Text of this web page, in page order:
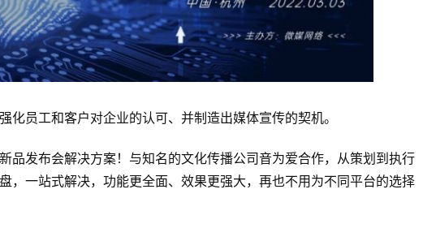
员工和客户对企业的认可、并制造出媒体宣传的契机。
品发布会解决方案！与知名的文化传播公司音为爱合作，从策划到执行
，一站式解决，功能更全面、效果更强大，再也不用为不同平台的选择